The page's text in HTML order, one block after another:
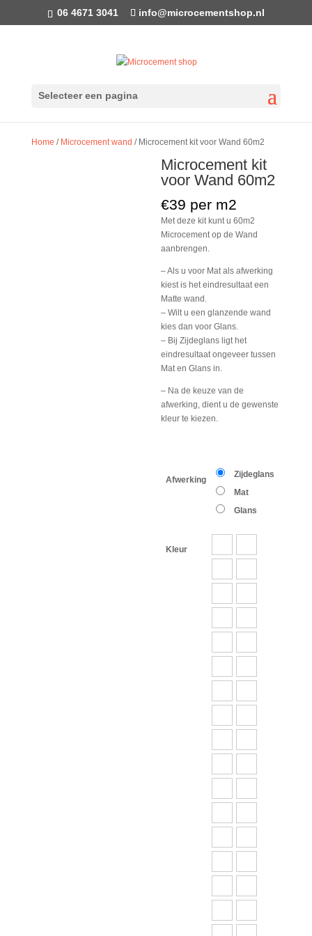
06 4671 3041 info@microcementshop.nl
Selecteer een pagina
Home / Microcement wand / Microcement kit voor Wand 60m2
Microcement kit
voor Wand 60m2
€39 per m2
Met deze kit kunt u 60m2
Microcement op de Wand
aanbrengen.
– Als u voor Mat als afwerking
kiest is het eindresultaat een
Matte wand.
– Wilt u een glanzende wand
kies dan voor Glans.
– Bij Zijdeglans ligt het
eindresultaat ongeveer tussen
Mat en Glans in.
– Na de keuze van de
afwerking, dient u de gewenste
kleur te kiezen.
Afwerking
Zijdeglans
Mat
Glans
Kleur